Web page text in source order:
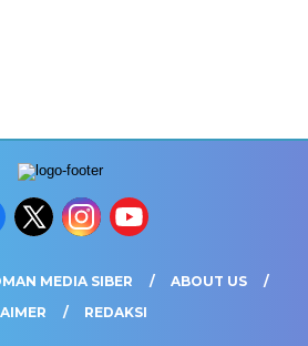
MEDIA SIBER
ABOUT US
REDAKSI